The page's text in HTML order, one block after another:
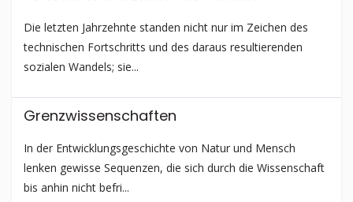
Die letzten Jahrzehnte standen nicht nur im Zeichen des
technischen Fortschritts und des daraus resultierenden
sozialen Wandels; sie...
Grenzwissen­schaften
In der Entwicklungs­geschichte von Natur und Mensch
lenken gewisse Sequenzen, die sich durch die Wissenschaft
bis anhin nicht befri...